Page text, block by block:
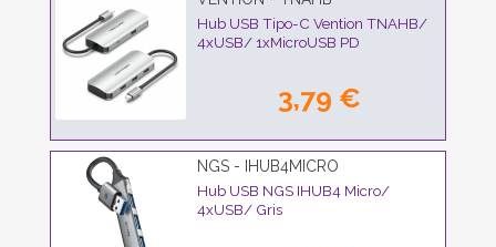
Hub USB Tipo-C Vention TNAHB/
4xUSB/ 1xMicroUSB PD
3,79 €
NGS - IHUB4MICRO
Hub USB NGS IHUB4 Micro/
4xUSB/ Gris